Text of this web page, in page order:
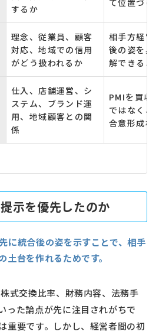
するか
て位置づけ
理念、従業員、顧客
対応、地域での信用
がどう扱われるか
相手方経営
後の姿を具
解できるよ
仕入、店舗運営、シ
ステム、ブランド運
用、地域顧客との関
係
PMIを買収
ではなく、
合意形成材
示を優先したのか
に統合後の姿を示すことで、相手
台を作れるためです。
式交換比率、財務内容、法務手
った論点が先に注目されがちで
重要です。しかし、経営者間の初